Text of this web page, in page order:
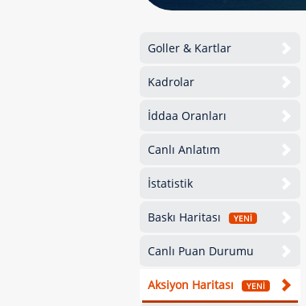
Goller & Kartlar
Kadrolar
İddaa Oranları
Canlı Anlatım
İstatistik
Baskı Haritası YENİ
Canlı Puan Durumu
Aksiyon Haritası YENİ